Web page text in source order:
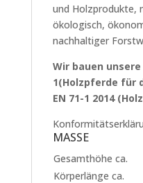
und Holzprodukte,
ökologisch,
nachhaltiger
Wir bauen unsere
1(Holzpferde für
EN 71-1 2014
MASSE
Gesamthöhe ca.
Körperlänge ca.